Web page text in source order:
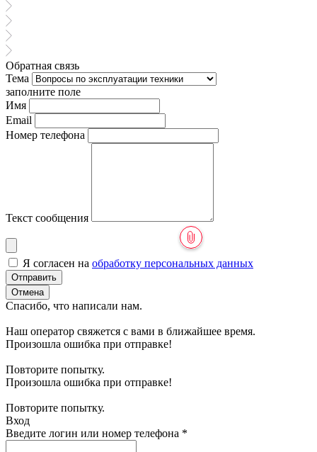
Обратная связь
Тема
заполните поле
Имя
Email
Номер телефона
Текст сообщения
Я согласен на обработку персональных данных
Отправить
Отмена
Спасибо, что написали нам.
Наш оператор свяжется с вами в ближайшее время.
Произошла ошибка при отправке!
Повторите попытку.
Произошла ошибка при отправке!
Повторите попытку.
Вход
Введите логин или номер телефона *